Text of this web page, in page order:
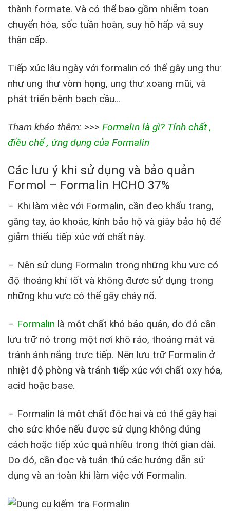
thành formate. Và có thể bao gồm nhiễm toan
chuyển hóa, sốc tuần hoàn, suy hô hấp và suy
thận cấp.
Tiếp xúc lâu ngày với formalin có thể gây ung thư
như ung thư vòm họng, ung thư xoang mũi, và
phát triển bệnh bạch cầu…
Tham khảo thêm: >>> Formalin là gì? Tính chất ,
điều chế , ứng dụng của Formalin
Các lưu ý khi sử dụng và bảo quản
Formol – Formalin HCHO 37%
– Khi làm việc với Formalin, cần đeo khẩu trang,
găng tay, áo khoác, kính bảo hộ và giày bảo hộ để
giảm thiểu tiếp xúc với chất này.
– Nên sử dụng Formalin trong những khu vực có
độ thoáng khí tốt và không được sử dụng trong
những khu vực có thể gây cháy nổ.
– Formalin là một chất khó bảo quản, do đó cần
lưu trữ nó trong một nơi khô ráo, thoáng mát và
tránh ánh nắng trực tiếp. Nên lưu trữ Formalin ở
nhiệt độ phòng và tránh tiếp xúc với chất oxy hóa,
acid hoặc base.
– Formalin là một chất độc hại và có thể gây hại
cho sức khỏe nếu được sử dụng không đúng
cách hoặc tiếp xúc quá nhiều trong thời gian dài.
Do đó, cần đọc và tuân thủ các hướng dẫn sử
dụng và an toàn khi làm việc với Formalin.